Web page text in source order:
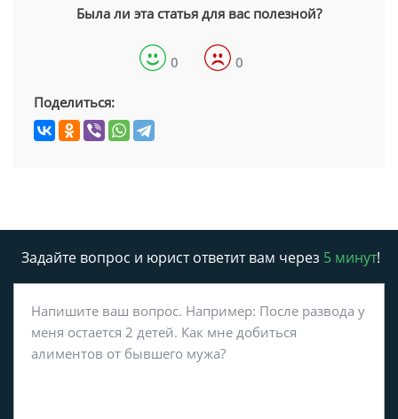
Была ли эта статья для вас полезной?
0 0
Поделиться:
Задайте вопрос и юрист ответит вам через 5 минут!